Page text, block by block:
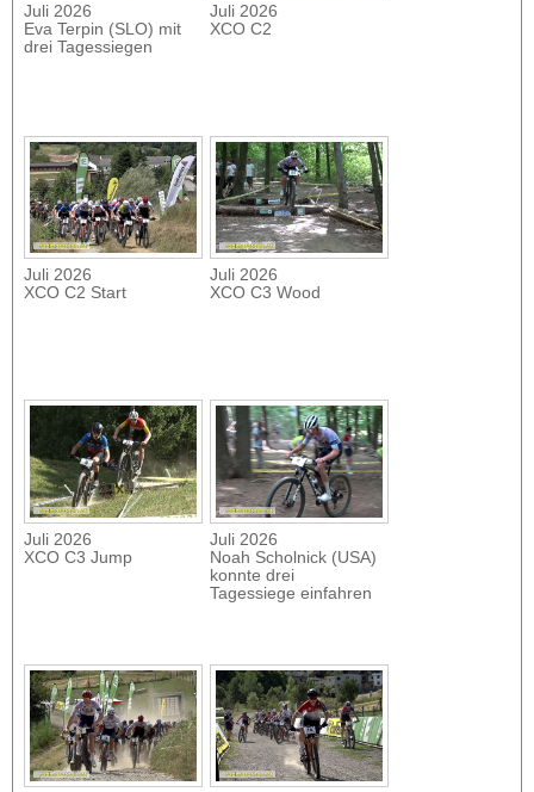
Juli 2026
Eva Terpin (SLO) mit
drei Tagessiegen
Juli 2026
XCO C2
Juli 2026
XCO C2 Start
Juli 2026
XCO C3 Wood
Juli 2026
XCO C3 Jump
Juli 2026
Noah Scholnick (USA)
konnte drei
Tagessiege einfahren